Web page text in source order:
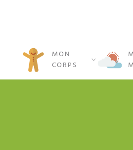
MON
CORPS